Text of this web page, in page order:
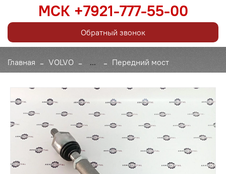
Главная VOLVO ... Передний мост
МСК +7921-777-55-00
Обратный звонок